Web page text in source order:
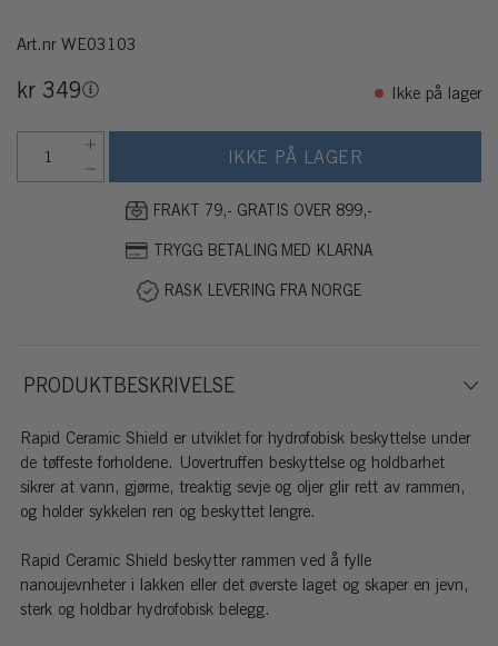
Art.nr WE03103
kr 349 Ikke på lager
IKKE PÅ LAGER
FRAKT 79,- GRATIS OVER 899,-
TRYGG BETALING MED KLARNA
RASK LEVERING FRA NORGE
PRODUKTBESKRIVELSE
Rapid Ceramic Shield er utviklet for hydrofobisk beskyttelse under
de tøffeste forholdene. Uovertruffen beskyttelse og holdbarhet
sikrer at vann, gjørme, treaktig sevje og oljer glir rett av rammen,
og holder sykkelen ren og beskyttet lengre.
Rapid Ceramic Shield beskytter rammen ved å fylle
nanoujevnheter i lakken eller det øverste laget og skaper en jevn,
sterk og holdbar hydrofobisk belegg.